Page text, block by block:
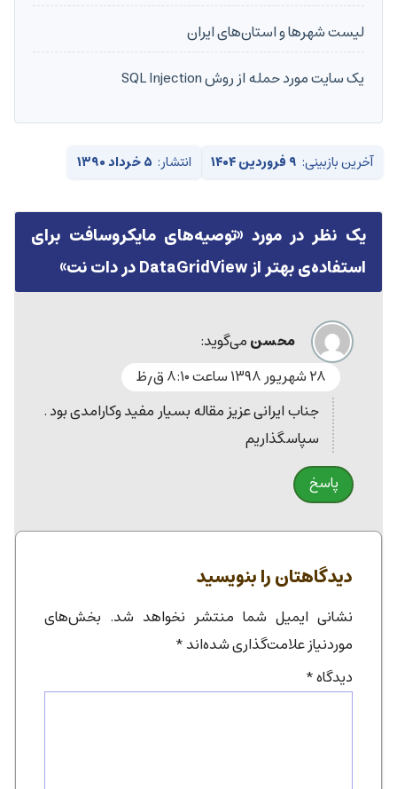
لیست شهرها و استان‌های ایران
یک سایت مورد حمله از روش SQL Injection
آخرین بازبینی: ۹ فروردین ۱۴۰۴ انتشار: ۵ خرداد ۱۳۹۰
یک نظر در مورد «توصیه‌های مایکروسافت برای
استفاده‌ی بهتر از DataGridView در دات نت
»
محسنمی‌گوید:
۲۸ شهریور ۱۳۹۸ ساعت ۸:۱۰ ق٫ظ
جناب ایرانی عزیز مقاله بسیار مفید وکارامدی بود .
سپاسگذاریم
پاسخ
دیدگاهتان را بنویسید
نشانی ایمیل شما منتشر نخواهد شد. بخش‌های
موردنیاز علامت‌گذاری شده‌اند*
دیدگاه*